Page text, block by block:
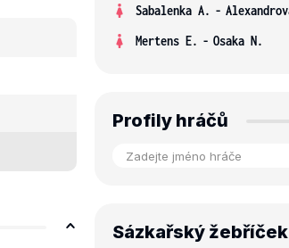
Sabalenka A. -
Mertens E. - Osaka N.
Profily hráčů
Sázkařský žebříček